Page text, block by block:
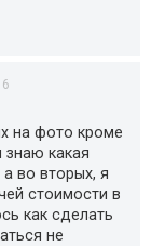
на фото кроме
какая
во вторых, я
стоимости в
как сделать
не